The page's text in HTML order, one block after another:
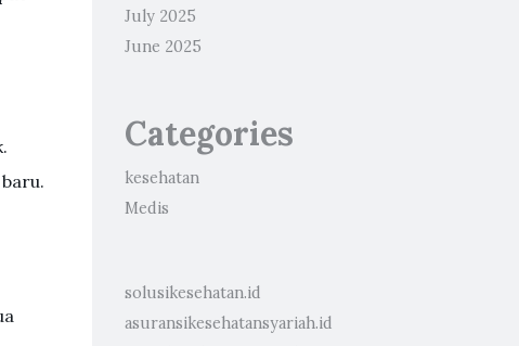
July 2025
June 2025
Categories
kesehatan
Medis
solusikesehatan.id
asuransikesehatansyariah.id